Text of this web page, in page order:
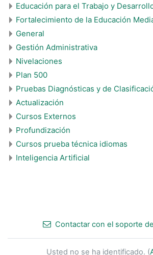
Educación para el Trabajo y
Fortalecimiento de la Educación
General
Gestión Administrativa
Nivelaciones
Plan 500
Pruebas Diagnósticas y de
Actualización
Cursos Externos
Profundización
Cursos prueba técnica idiomas
Inteligencia Artificial
Contactar con el soporte
Usted no se ha identificado. (